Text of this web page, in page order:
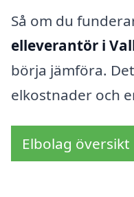
Så om du
elleverantör i
börja jämföra.
elkostnader och
Elbolag översikt